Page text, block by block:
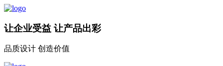
让企业受益 让产品出彩
品质设计 创造价值